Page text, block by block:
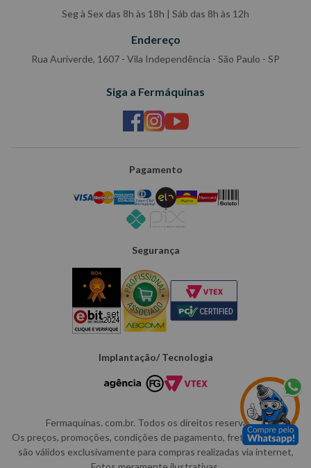
Seg à Sex das 8h às 18h | Sáb das 8h às 12h
Endereço
Rua Auriverde, 1607 - Vila Independência - São Paulo - SP
Siga a Fermáquinas
Pagamento
Segurança
Implantação/ Tecnologia
Fermaquinas. com.br. Todos os direitos reservados.
Os preços, promoções, condições de pagamento, frete e produtos
são válidos exclusivamente para compras realizadas via internet,